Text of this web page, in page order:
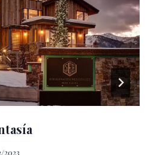
2023